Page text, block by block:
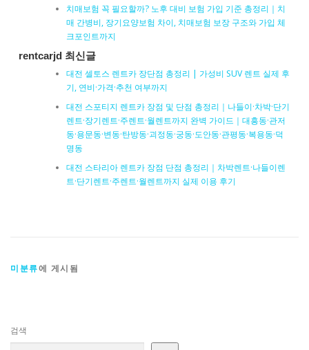
치매보험 꼭 필요할까? 노후 대비 보험 가입 기준 총정리｜치
매 간병비, 장기요양보험 차이, 치매보험 보장 구조와 가입 체
크포인트까지
rentcarjd 최신글
대전 셀토스 렌트카 장단점 총정리 | 가성비 SUV 렌트 실제 후
기, 연비·가격·추천 여부까지
대전 스포티지 렌트카 장점 및 단점 총정리｜나들이·차박·단기
렌트·장기렌트·주렌트·월렌트까지 완벽 가이드｜대흥동·관저
동·용문동·변동·탄방동·괴정동·궁동·도안동·관평동·복용동·덕
명동
대전 스타리아 렌트카 장점 단점 총정리｜차박렌트·나들이렌
트·단기렌트·주렌트·월렌트까지 실제 이용 후기
미분류에 게시됨
검색